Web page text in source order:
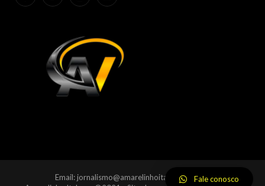
Email: jornalismo@amarelinhoitabuna.com.brFale conosco